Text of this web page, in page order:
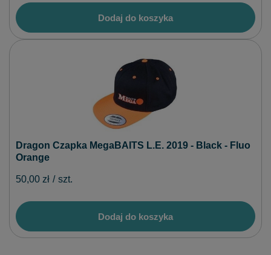
Dodaj do koszyka
Dragon Czapka MegaBAITS L.E. 2019 - Black - Fluo
Orange
50,00 zł / szt.
Dodaj do koszyka